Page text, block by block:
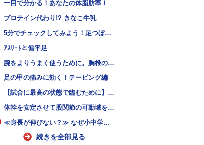
クライマー」
一目で分かる！あなたの体脂肪率！
プロテイン代わり!? きなこ牛乳
5分でチェックしてみよう！足つぼ…
ｱｽﾘｰﾄと偏平足
腕をよりうまく使うために。胸椎の…
足の甲の痛みに効く！テーピング編
【試合に最高の状態で臨むために】…
体幹を安定させて股関節の可動域を…
≪身長が伸びない？≫ なぜ小中学…
続きを全部見る